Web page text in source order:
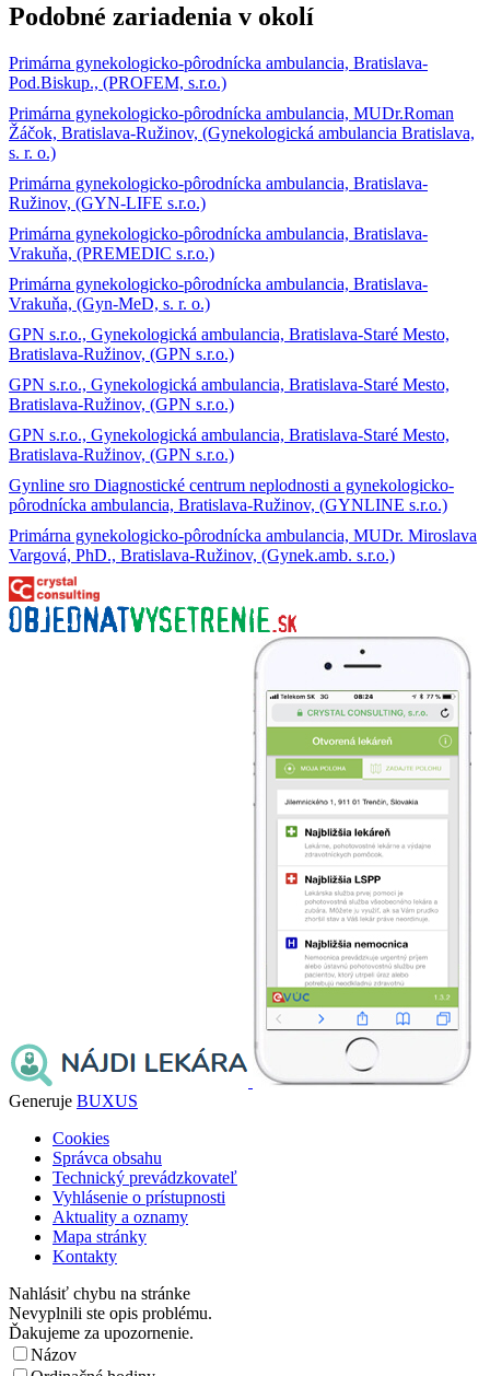
Podobné zariadenia v okolí
Primárna gynekologicko-pôrodnícka ambulancia, Bratislava-
Pod.Biskup., (PROFEM, s.r.o.)
Primárna gynekologicko-pôrodnícka ambulancia, MUDr.Roman
Žáčok, Bratislava-Ružinov, (Gynekologická ambulancia Bratislava,
s. r. o.)
Primárna gynekologicko-pôrodnícka ambulancia, Bratislava-
Ružinov, (GYN-LIFE s.r.o.)
Primárna gynekologicko-pôrodnícka ambulancia, Bratislava-
Vrakuňa, (PREMEDIC s.r.o.)
Primárna gynekologicko-pôrodnícka ambulancia, Bratislava-
Vrakuňa, (Gyn-MeD, s. r. o.)
GPN s.r.o., Gynekologická ambulancia, Bratislava-Staré Mesto,
Bratislava-Ružinov, (GPN s.r.o.)
GPN s.r.o., Gynekologická ambulancia, Bratislava-Staré Mesto,
Bratislava-Ružinov, (GPN s.r.o.)
GPN s.r.o., Gynekologická ambulancia, Bratislava-Staré Mesto,
Bratislava-Ružinov, (GPN s.r.o.)
Gynline sro Diagnostické centrum neplodnosti a gynekologicko-
pôrodnícka ambulancia, Bratislava-Ružinov, (GYNLINE s.r.o.)
Primárna gynekologicko-pôrodnícka ambulancia, MUDr. Miroslava
Vargová, PhD., Bratislava-Ružinov, (Gynek.amb. s.r.o.)
Generuje BUXUS
Cookies
Správca obsahu
Technický prevádzkovateľ
Vyhlásenie o prístupnosti
Aktuality a oznamy
Mapa stránky
Kontakty
Nahlásiť chybu na stránke
Nevyplnili ste opis problému.
Ďakujeme za upozornenie.
Názov